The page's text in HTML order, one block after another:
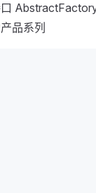
品系列